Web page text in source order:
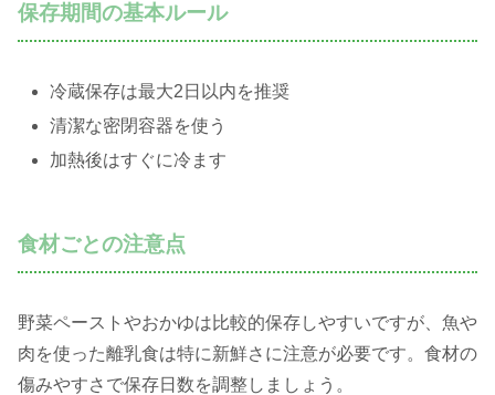
保存期間の基本ルール
冷蔵保存は最大2日以内を推奨
清潔な密閉容器を使う
加熱後はすぐに冷ます
食材ごとの注意点
野菜ペーストやおかゆは比較的保存しやすいですが、魚や
肉を使った離乳食は特に新鮮さに注意が必要です。食材の
傷みやすさで保存日数を調整しましょう。